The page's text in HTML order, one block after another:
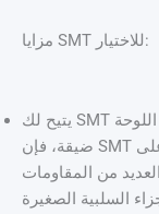
مزايا SMT للاختيار:
يتيح لك SMT تصغير المنتجات. إذا كانت مساحة اللوحة
ضيقة، فإن SMT هو الخيار الأفضل. وينطبق هذا على
من المقاومات